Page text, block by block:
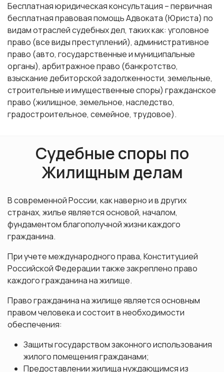
Бесплатная юридическая консультация – первичная
бесплатная правовая помощь Адвоката (Юриста) по
видам отраслей судебных дел, таких как: уголовное
право (все виды преступлений), административное
право (авто, государственные и муниципальные
органы), арбитражное право (банкротство,
взыскание дебиторской задолженности, земельные,
строительные и имущественные споры) гражданское
право (жилищное, земельное, наследство,
градостроительное, семейное, трудовое).
Судебные споры по
Жилищным делам
В современной России, как наверно и в других
странах, жилье является основой, началом,
фундаментом благополучной жизни каждого
гражданина.
При учете международного права, Конституцией
Российской Федерации также закреплено право
каждого гражданина на жилище.
Право гражданина на жилище является основным
правом человека и состоит в необходимости
обеспечения:
Защиты государством законного использования
жилого помещения гражданами;
Предоставлении жилища нуждающимся из